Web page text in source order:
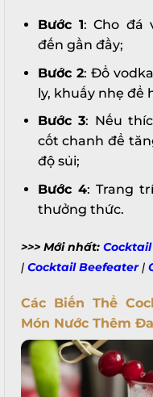
Bước 1: Cho đá
đến gần đầy;
Bước 2: Đổ
ly, khuấy nhẹ để
Bước 3: Nếu
cốt chanh để
độ sủi;
Bước 4: Trang
thưởng thức.
>>> Mới nhất:
| Cocktail Beefeater|
Các Biến Thể
Món Nước Thêm